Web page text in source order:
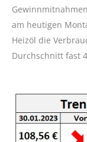
am heutigen
Heizöl die
Durchschnitt fast